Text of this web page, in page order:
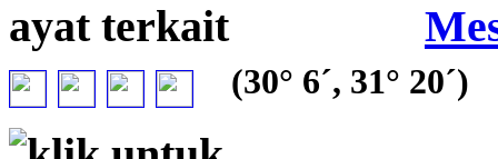
(30° 6´, 31° 20´)